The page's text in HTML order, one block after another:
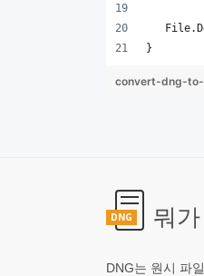
}
convert-dng-
DNG 뭐
DNG는 원시 파